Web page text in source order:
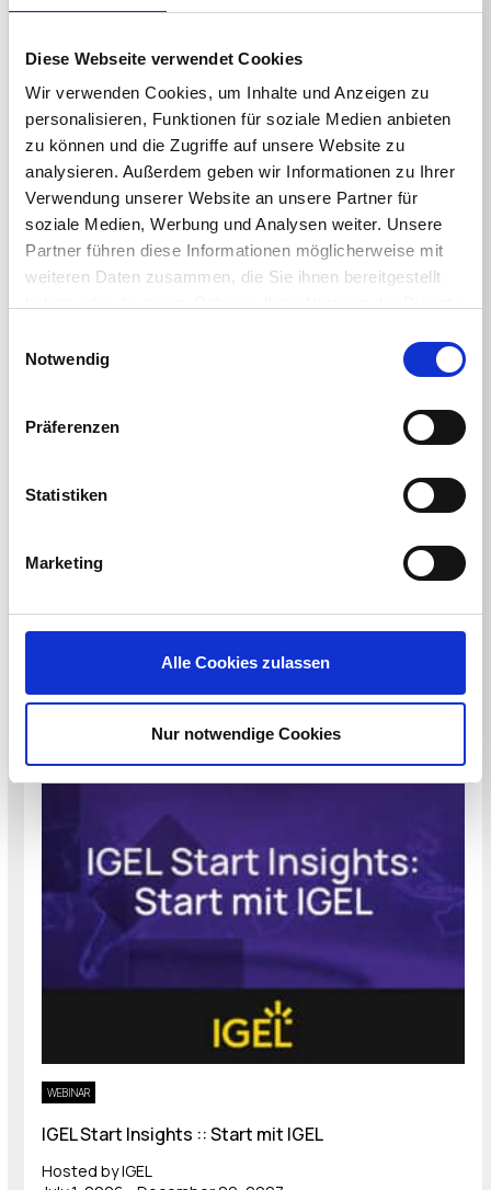
Diese Webseite verwendet Cookies
Wir verwenden Cookies, um Inhalte und Anzeigen zu
personalisieren, Funktionen für soziale Medien anbieten
zu können und die Zugriffe auf unsere Website zu
analysieren. Außerdem geben wir Informationen zu Ihrer
Verwendung unserer Website an unsere Partner für
soziale Medien, Werbung und Analysen weiter. Unsere
Partner führen diese Informationen möglicherweise mit
weiteren Daten zusammen, die Sie ihnen bereitgestellt
Notwendig
Präferenzen
Statistiken
Marketing
Alle Cookies zulassen
Nur notwendige Cookies
IGEL Upgrade Insights :: Der Weg zu OS12
Start Date:June 24, 2026
WEBINAR
IGEL Start Insights :: Start mit IGEL
Hosted by IGEL